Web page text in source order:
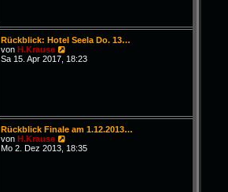
t
r
g
t
r
e
Rückblick: Hotel Seela Do. 13…
vonH.Krause
e
r
e
t
Sa 15. Apr 2017, 18:23
Rückblick Finale am 1.12.2013…
vonH.Krause
e
Mo 2. Dez 2013, 18:35